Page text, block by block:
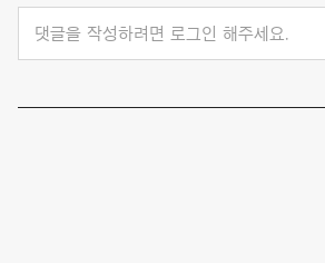
댓글을 작성하려면 로그인 해주세요.